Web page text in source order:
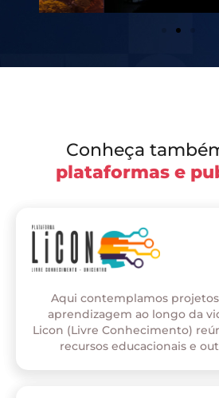
Conheça
plataformas e
Aqui contemplamos
aprendizagem ao longo da
Licon (Livre Conhecimento)
recursos educacionais e